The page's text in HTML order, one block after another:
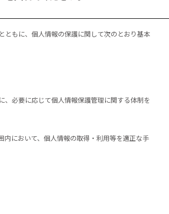
ともに、個人情報の保護に関して次のとおり基本
必要に応じて個人情報保護管理に関する体制を
において、個人情報の取得・利用等を適正な手